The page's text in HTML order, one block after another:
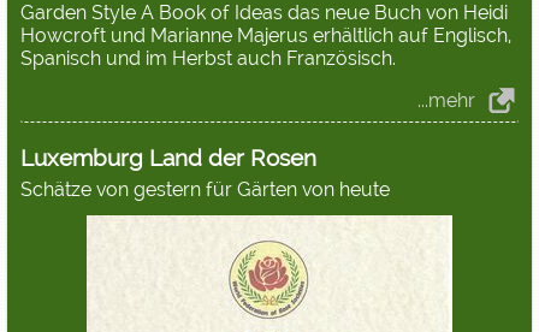
Garden Style A Book of Ideas das neue Buch von Heidi
Howcroft und Marianne Majerus erhältlich auf Englisch,
Spanisch und im Herbst auch Französisch.
...mehr
Luxemburg Land der Rosen
Schätze von gestern für Gärten von heute